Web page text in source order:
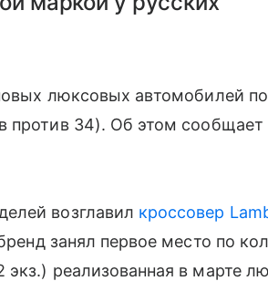
люксовых автомобилей по
против 34). Об этом сообщает
возглавил кроссовер
занял первое место по
реализованная в марте